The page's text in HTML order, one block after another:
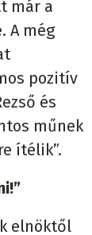
már a
A még
pozitív
és
műnek
ítélik”.
elnöktől